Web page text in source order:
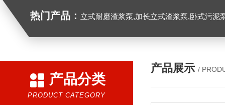
热门产品： 立式耐磨渣浆泵,加长立式渣浆泵,卧式污泥
产品分类
PRODUCT CATEGORY
产品展示 /